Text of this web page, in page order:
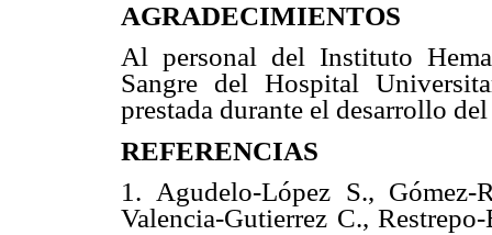
AGRADECIMIENTOS
Al personal del Instituto
Sangre del Hospital
prestada durante el desarrollo
REFERENCIAS
1. Agudelo-López S.,
Valencia-Gutierrez C.,